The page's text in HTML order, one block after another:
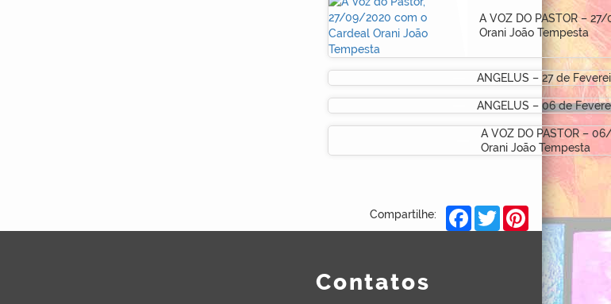
A VOZ DO PASTOR –
Orani João Tempesta
ANGELUS – 27 de
ANGELUS – 06 de
A VOZ DO PASTOR –
Orani João Tempesta
Compartilhe: Facebook
Twitter Pinterest
Contatos